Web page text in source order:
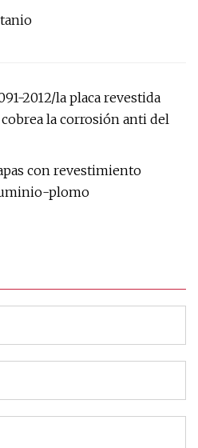
2012/la placa revestida
la corrosión anti del
con revestimiento
plomo